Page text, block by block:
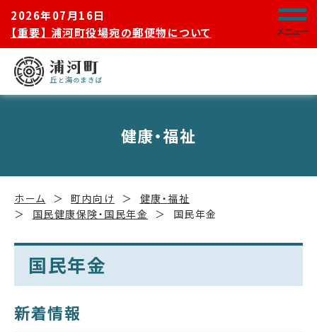
2026年07月16日
【重要】 浦河町役場宛の郵便物について
メニュー
健康・福祉
ホーム 町内向け
健康・福祉
国民健康保険・国民年金
国民年金
国民年金
新着情報